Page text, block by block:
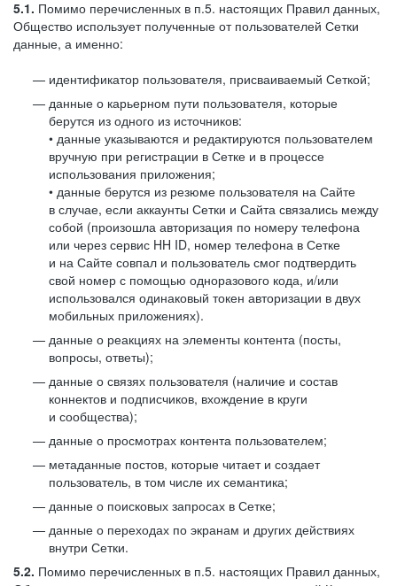
5.1. Помимо перечисленных в п.5. настоящих Правил данных,
Общество использует полученные от пользователей Сетки
данные, а именно:
идентификатор пользователя, присваиваемый Сеткой;
данные о карьерном пути пользователя, которые
берутся из одного из источников:
• данные указываются и редактируются пользователем
вручную при регистрации в Сетке и в процессе
использования приложения;
• данные берутся из резюме пользователя на Сайте
в случае, если аккаунты Сетки и Сайта связались между
собой (произошла авторизация по номеру телефона
или через сервис HH ID, номер телефона в Сетке
и на Сайте совпал и пользователь смог подтвердить
свой номер с помощью одноразового кода, и/или
использовался одинаковый токен авторизации в двух
мобильных приложениях).
данные о реакциях на элементы контента (посты,
вопросы, ответы);
данные о связях пользователя (наличие и состав
коннектов и подписчиков, вхождение в круги
и сообщества);
данные о просмотрах контента пользователем;
метаданные постов, которые читает и создает
пользователь, в том числе их семантика;
данные о поисковых запросах в Сетке;
данные о переходах по экранам и других действиях
внутри Сетки.
5.2. Помимо перечисленных в п.5. настоящих Правил данных,